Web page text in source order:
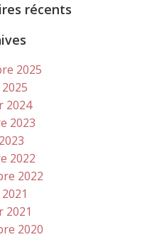
récents
2025
2024
2023
2022
2022
2021
2020